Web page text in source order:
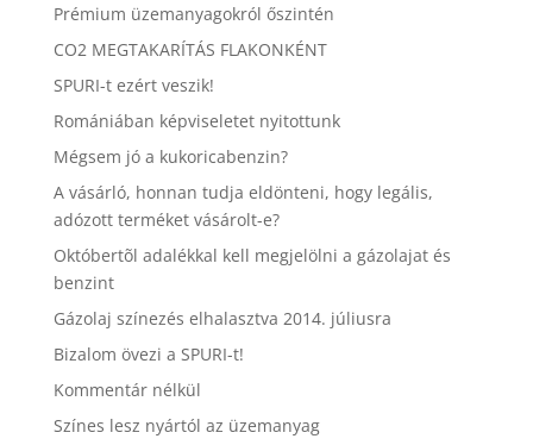
Prémium üzemanyagokról őszintén
CO2 MEGTAKARÍTÁS FLAKONKÉNT
SPURI-t ezért veszik!
Romániában képviseletet nyitottunk
Mégsem jó a kukoricabenzin?
A vásárló, honnan tudja eldönteni, hogy legális,
adózott terméket vásárolt-e?
Októbertõl adalékkal kell megjelölni a gázolajat és
benzint
Gázolaj színezés elhalasztva 2014. júliusra
Bizalom övezi a SPURI-t!
Kommentár nélkül
Színes lesz nyártól az üzemanyag